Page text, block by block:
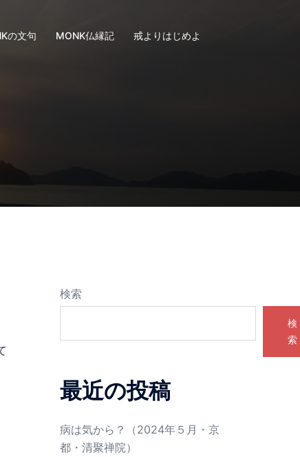
の文句 MONK仏縁記 戒よりはじめよ
検索
検
索
最近の投稿
病は気から？（2024年５月・京
都・清聚禅院）